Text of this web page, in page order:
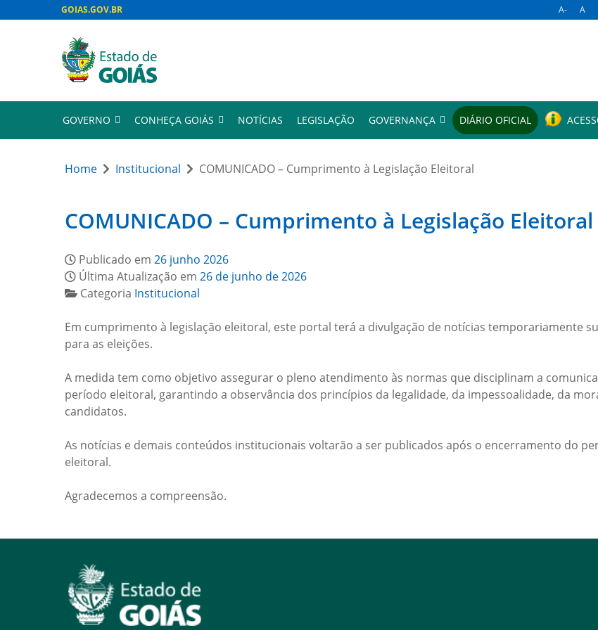
GOIAS.GOV.BR A- A
GOVERNO CONHEÇA GOIÁS NOTÍCIAS LEGISLAÇÃO GOVERNANÇA DIÁRIO OFICIAL
Home Institucional COMUNICADO – Cumprimento à Legislação Eleitoral
COMUNICADO – Cumprimento à Legislação Eleitoral
Publicado em 26 junho 2026
Última Atualização em 26 de junho de 2026
Categoria Institucional
Em cumprimento à legislação eleitoral, este portal terá a divulgação de notícias temporariamente
para as eleições.
A medida tem como objetivo assegurar o pleno atendimento às normas que disciplinam a
período eleitoral, garantindo a observância dos princípios da legalidade, da impessoalidade, da
candidatos.
As notícias e demais conteúdos institucionais voltarão a ser publicados após o encerramento do
eleitoral.
Agradecemos a compreensão.